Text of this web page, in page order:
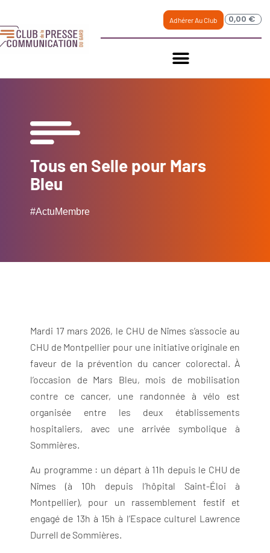
Adhérer Au Club 0,00 €
Tous en Selle pour Mars
Bleu
#ActuMembre
Mardi 17 mars 2026, le CHU de Nîmes s’associe au
CHU de Montpellier pour une initiative originale en
faveur de la prévention du cancer colorectal. À
l’occasion de Mars Bleu, mois de mobilisation
contre ce cancer, une randonnée à vélo est
organisée entre les deux établissements
hospitaliers, avec une arrivée symbolique à
Sommières.
Au programme : un départ à 11h depuis le CHU de
Nîmes (à 10h depuis l’hôpital Saint-Éloi à
Montpellier), pour un rassemblement festif et
engagé de 13h à 15h à l’Espace culturel Lawrence
Durrell de Sommières.